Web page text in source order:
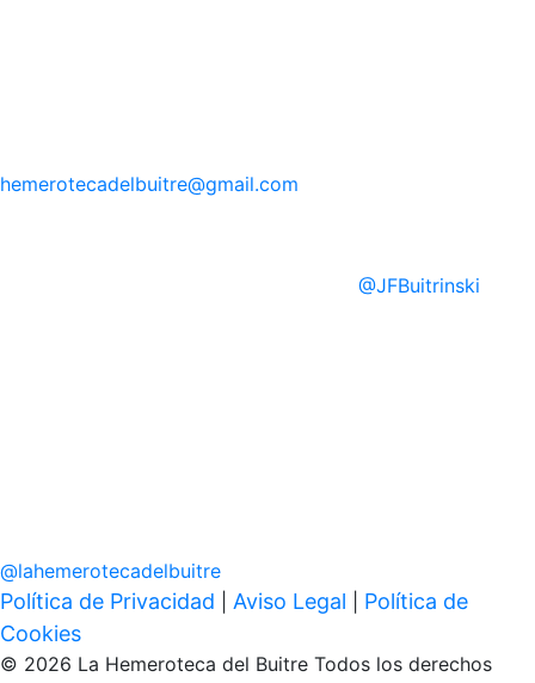
hemerotecadelbuitre@gmail.com
@JFBuitrinski
@lahemerotecadelbuitre
Política de Privacidad Aviso Legal
Política de
Cookies
© 2026 La Hemeroteca del Buitre Todos los derechos